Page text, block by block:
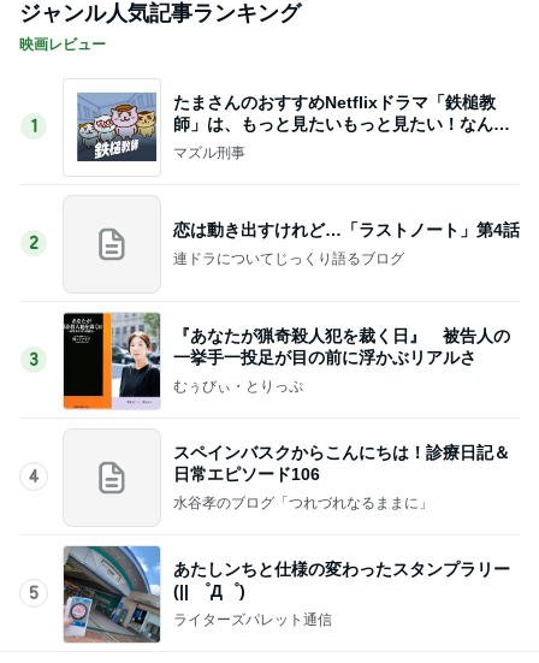
ジャンル人気記事ランキング
映画レビュー
1
たまさんのおすすめNetflixドラマ「鉄槌教
師」は、もっと見たいもっと見たい！なんで1
0話完？
マズル刑事
2
恋は動き出すけれど…「ラストノート」第4話
連ドラについてじっくり語るブログ
3
『あなたが猟奇殺人犯を裁く日』 被告人の
一挙手一投足が目の前に浮かぶリアルさ
むぅびぃ・とりっぷ
4
スペインバスクからこんにちは！診療日記＆
日常エピソード106
水谷孝のブログ「つれづれなるままに」
5
あたしンちと仕様の変わったスタンプラリー
(|| ゜Д゜)
ライターズパレット通信